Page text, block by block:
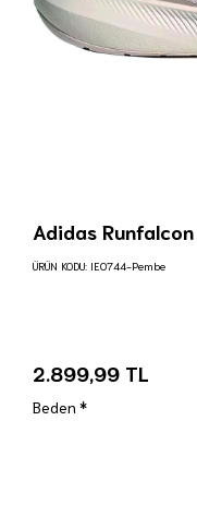
Adidas Runfalcon
2.899,99 TL
ÜRÜN KODU: IE0744-Pembe
Beden